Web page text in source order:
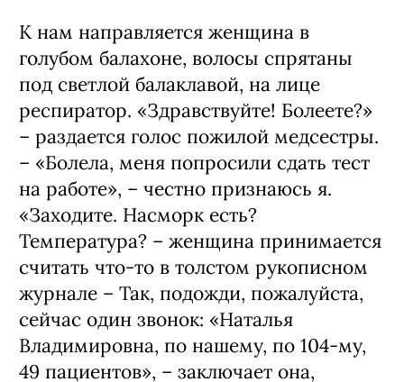
К нам направляется женщина в
голубом балахоне, волосы спрятаны
под светлой балаклавой, на лице
респиратор. «Здравствуйте! Болеете?»
– раздается голос пожилой медсестры.
– «Болела, меня попросили сдать тест
на работе», – честно признаюсь я.
«Заходите. Насморк есть?
Температура? – женщина принимается
считать что-то в толстом рукописном
журнале – Так, подожди, пожалуйста,
сейчас один звонок: «Наталья
Владимировна, по нашему, по 104-му,
49 пациентов», – заключает она,